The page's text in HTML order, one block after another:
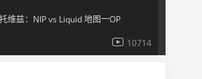
维兹：NIP vs Liquid 地图一OP
10714